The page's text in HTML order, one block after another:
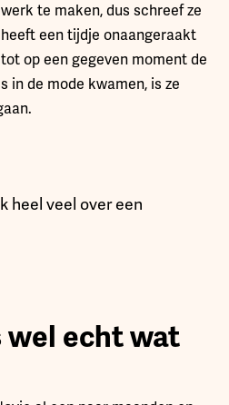
te maken, dus schreef ze
een tijdje onaangeraakt
op een gegeven moment de
in de mode kwamen, is ze
heel veel over een
wel echt wat